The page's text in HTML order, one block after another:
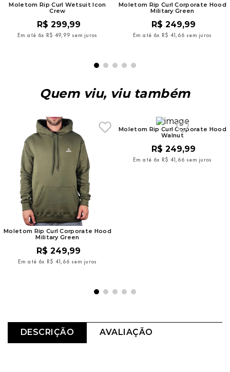
Moletom Rip Curl Wetsuit Icon
Crew
R$ 299,99
Em até 6x R$ 49, 99 sem juros
Moletom Rip Curl Corporate Hood
Military Green
R$ 249,99
Em até 6x R$ 41, 66 sem juros
Quem viu, viu também
Moletom Rip Curl Corporate Hood
Military Green
R$ 249,99
Em até 6x R$ 41, 66 sem juros
Moletom Rip Curl Corporate Hood
Walnut
R$ 249,99
Em até 6x R$ 41, 66 sem juros
DESCRIÇÃO AVALIAÇÃO